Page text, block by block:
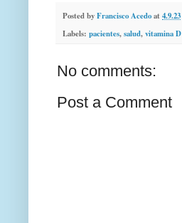
Posted byFrancisco Acedoat 4.9.23
Labels: pacientes,salud,vitamina D
No comments:
Post a Comment